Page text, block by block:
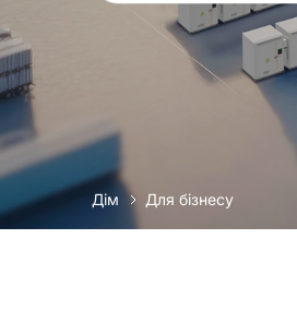
Дім Для бізнесу